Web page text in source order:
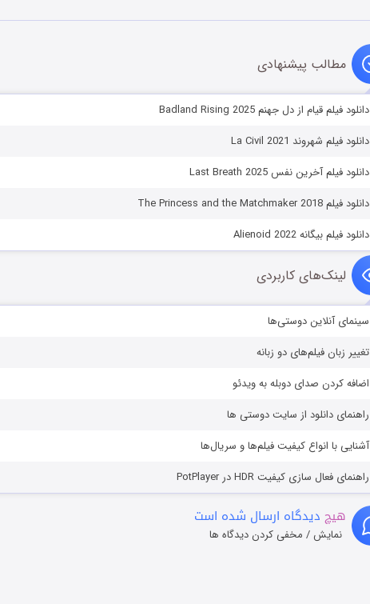
مطالب پیشنهادی
دانلود فیلم قیام از دل جهنم Badland Rising 2025
دانلود فیلم شهروند La Civil 2021
دانلود فیلم آخرین نفس Last Breath 2025
دانلود فیلم The Princess and the Matchmaker 2018
دانلود فیلم بیگانه Alienoid 2022
لینک‌های کاربردی
سینمای آنلاین دوستی‌ها
تغییر زبان فیلم‌های دو زبانه
اضافه کردن صدای دوبله به ویدئو
راهنمای دانلود از سایت دوستی ها
آشنایی با انواع کیفیت فیلم‌ها و سریال‌ها
راهنمای فعال سازی کیفیت HDR در PotPlayer
هیچ دیدگاه ارسال شده است
نمایش / مخفی کردن دیدگاه ها